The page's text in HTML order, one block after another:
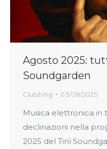
Agosto 2025:
Soundgarden
Clubbing 03/08/2025
Musica elettronica in
declinazioni nella
2025 del Tinì